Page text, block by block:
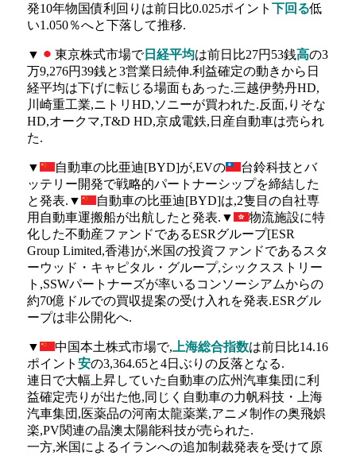
発10年物国債利回りは前日比0.025ポイント 下回る低
い1.050％へと下落して推移.
▼ 東京株式市場で日経平均は前日比27円53銭高の3
万9,276円39銭と3営業日続伸.利益確定の動きから日
経平均は下げに転じる場面もあった.三越伊勢丹HD,
川崎重工業,ニトリHD,ソニーが買われた.反面,りそな
HD,オークマ,T&D HD,京成電鉄,日産自動車は売られ
た.
▼ 自動車の比亜迪[BYD]が,EVの
台鈴科技とバ
ッテリー開発で戦略的パートナーシップを締結した
と発表.▼
自動車の比亜迪[BYD]は,2隻目の自社専
用自動車運搬船が出航したと発表.▼
物流施設に特
化した不動産ファンドであるESRグループ[ESR
Group Limited,香港]が,米国の投資ファンドであるスタ
ーウッド・キャピタル・グループ,シックスストリー
ト,SSWパートナーズが率いるコンソーシアムからの
約70億ドルでの買収提案の受け入れを発表.ESRグル
ープは非公開化へ.
▼ 中国本土株式市場で, 上海総合指数は前日比14.16
ポイント 安の3,364.65と4日ぶりの反落となる.
連日で大幅上昇していた自動車の広州汽車集団に利
益確定売りが出た他,同じく自動車の力帆科技・上海
汽車集団,医薬品の河南太龍薬業,アニメ制作の奥飛娯
楽,PV関連の晶澳太陽能科技が売られた.
一方,米国によるイランへの追加制裁発表を受けて原